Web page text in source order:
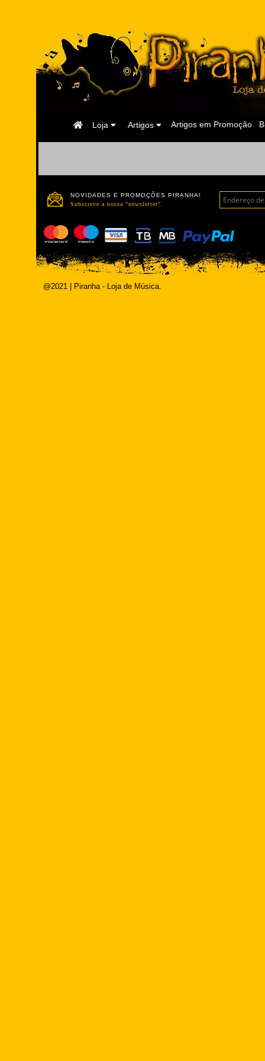
Artigos em Promoção
Artigos
Loja
Página
NOVIDADES E PROMOÇÕES PIRANHA!
Subscreve a nossa "newsletter".
@2021 | Piranha - Loja de Música.